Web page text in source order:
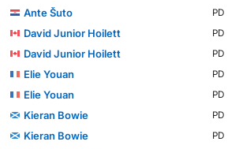
Ante Šuto
PD
David Junior Hoilett
PD
David Junior Hoilett
PD
Elie Youan
PD
Elie Youan
PD
Kieran Bowie
PD
Kieran Bowie
PD